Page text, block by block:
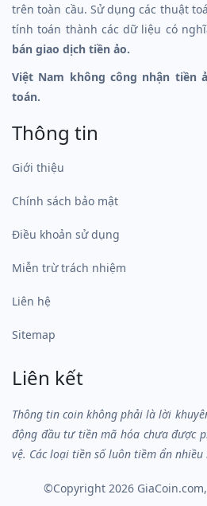
trên toàn cầu. Sử dụng các thuật
tính toán thành các dữ liệu có
bán giao dịch tiền ảo.
Việt Nam không công nhận tiền
toán.
Thông tin
Giới thiệu
Chính sách bảo mật
Điều khoản sử dụng
Miễn trừ trách nhiệm
Liên hệ
Sitemap
Liên kết
Thông tin coin không phải là lời
động đầu tư tiền mã hóa chưa được
vệ. Các loại tiền số luôn tiềm ẩn
©Copyright 2026 GiaCoin.com